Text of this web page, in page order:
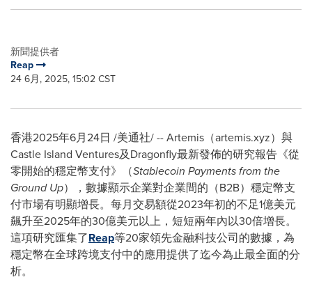
新聞提供者
Reap
24 6月, 2025, 15:02 CST
香港2025年6月24日 /美通社/ -- Artemis（artemis.xyz）與
Castle Island Ventures及Dragonfly最新發佈的研究報告《從
零開始的穩定幣支付》（Stablecoin Payments from the
Ground Up），數據顯示企業對企業間的（B2B）穩定幣支
付市場有明顯增長。每月交易額從2023年初的不足1億美元
飆升至2025年的30億美元以上，短短兩年內以30倍增長。
這項研究匯集了Reap等20家領先金融科技公司的數據，為
穩定幣在全球跨境支付中的應用提供了迄今為止最全面的分
析。